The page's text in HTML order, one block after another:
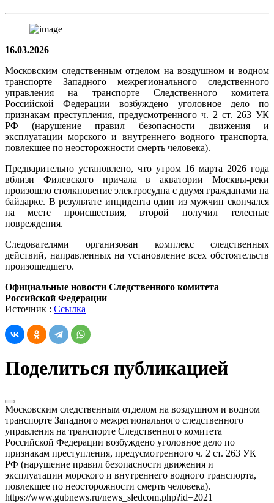
16.03.2026
Московским следственным отделом на воздушном и водном
транспорте Западного межрегионального следственного
управления на транспорте Следственного комитета
Российской Федерации возбуждено уголовное дело по
признакам преступления, предусмотренного ч. 2 ст. 263 УК
РФ (нарушение правил безопасности движения и
эксплуатации морского и внутреннего водного транспорта,
повлекшее по неосторожности смерть человека).
Предварительно установлено, что утром 16 марта 2026 года
вблизи Филевского причала в акватории Москвы-реки
произошло столкновение электросудна с двумя гражданами на
байдарке. В результате инцидента один из мужчин скончался
на месте происшествия, второй получил телесные
повреждения.
Следователями организован комплекс следственных
действий, направленных на установление всех обстоятельств
произошедшего.
Официальные новости Следственного комитета
Российской Федерации
Источник : Ссылка
Поделиться публикацией
Московским следственным отделом на воздушном и водном
транспорте Западного межрегионального следственного
управления на транспорте Следственного комитета
Российской Федерации возбуждено уголовное дело по
признакам преступления, предусмотренного ч. 2 ст. 263 УК
РФ (нарушение правил безопасности движения и
эксплуатации морского и внутреннего водного транспорта,
повлекшее по неосторожности смерть человека).
https://www.gubnews.ru/news_sledcom.php?id=2021